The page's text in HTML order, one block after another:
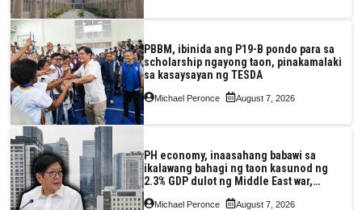
PBBM, ibinida ang P19-B pondo para sa
scholarship ngayong taon, pinakamalaki
sa kasaysayan ng TESDA
Michael Peronce August 7, 2026
PH economy, inaasahang babawi sa
ikalawang bahagi ng taon kasunod ng
2.3% GDP dulot ng Middle East war,
pagkaantala ng public construction
Michael Peronce August 7, 2026